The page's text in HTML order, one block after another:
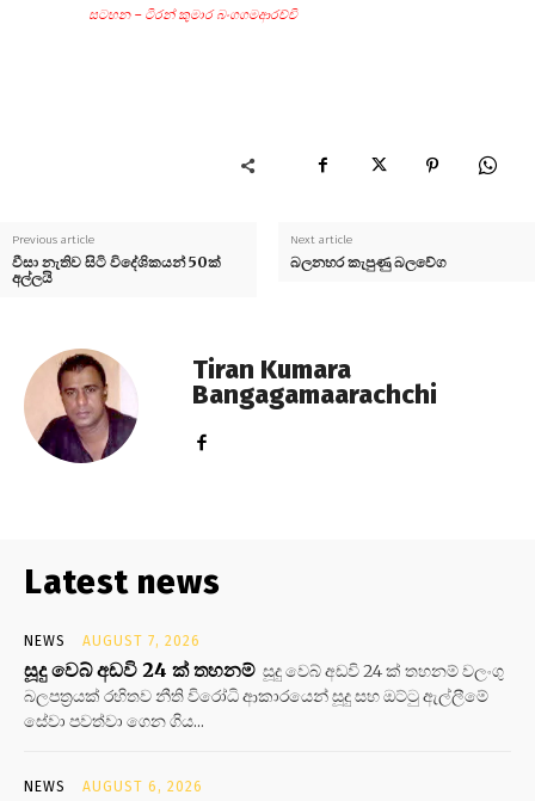
ස‍ටහන – ටිරන් කුමාර බංගගමආරච්චි
Previous article
වීසා නැතිව සිටි විදේශිකයන් 50ක්
අල්ලයි
Next article
බලනහර කැපුණු බලවේග
Tiran Kumara
Bangagamaarachchi
Latest news
NEWS AUGUST 7, 2026
සූදු වෙබ් අඩවි 24 ක් තහනම් සූදු වෙබ් අඩවි 24 ක් තහනම් වලංගු
බලපත්‍රයක් රහිතව නීති විරෝධි ආකාරයෙන් සූදු සහ ඔට්ටු ඇල්ලීමේ
සේවා පවත්වා ගෙන ගිය...
NEWS AUGUST 6, 2026